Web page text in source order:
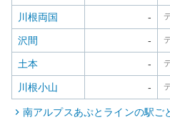
川根両国 -
沢間 -
土本 -
川根小山 -
南アルプスあぷとラインの駅ご